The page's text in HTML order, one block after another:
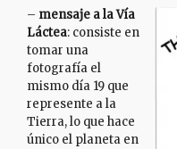
– mensaje a la Vía
Láctea: consiste en
tomar una
fotografía el
mismo día 19 que
represente a la
Tierra, lo que hace
único el planeta en